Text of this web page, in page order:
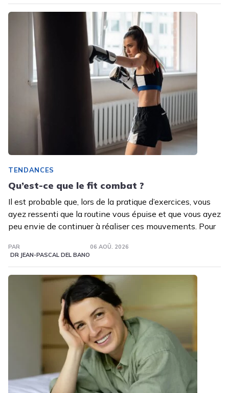
TENDANCES
Qu’est-ce que le fit combat ?
Il est probable que, lors de la pratique d’exercices, vous
ayez ressenti que la routine vous épuise et que vous ayez
peu envie de continuer à réaliser ces mouvements. Pour
PAR
DR JEAN-PASCAL DEL BANO
06 AOÛ. 2026